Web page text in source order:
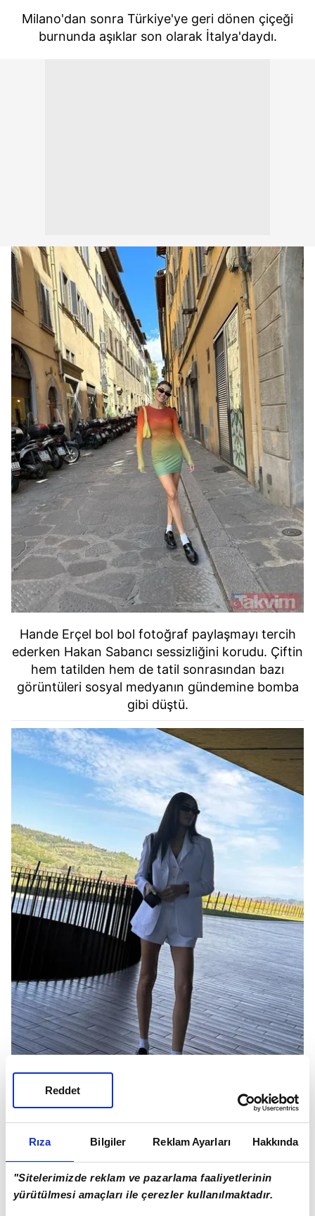
Rıza Bilgiler Reklam Ayarları Hakkında
"Sitelerimizde reklam ve pazarlama faaliyetlerinin
yürütülmesi amaçları ile çerezler kullanılmaktadır.
Reddet
Milano'dan sonra Türkiye'ye geri dönen çiçeği
burnunda aşıklar son olarak İtalya'daydı.
Hande Erçel bol bol fotoğraf paylaşmayı tercih
ederken Hakan Sabancı sessizliğini korudu. Çiftin
hem tatilden hem de tatil sonrasından bazı
görüntüleri sosyal medyanın gündemine bomba
gibi düştü.
görüntülerin ardından Sabancı'nın Erçel'e
ceketini taşıttığı iddia edilen görüntüler sosyal
medyada yayıldı.